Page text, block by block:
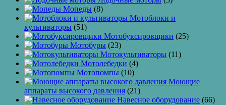
Мопеды (8)
Мотоблоки и
культиваторы (51)
Мотобуксировщики (25)
Мотобуры (23)
Мотокультиваторы (11)
Мотолебедки (4)
Мотопомпы (10)
Моющие
аппараты высокого давления (21)
Навесное оборудование (66)